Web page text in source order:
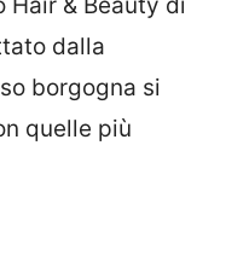
& Beauty di
dalla
borgogna si
quelle più